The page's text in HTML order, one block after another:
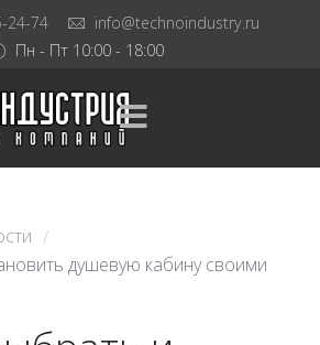
24-74
info@technoindustry.ru
Пн - Пт 10:00 - 18:00
/
душевую кабину своими